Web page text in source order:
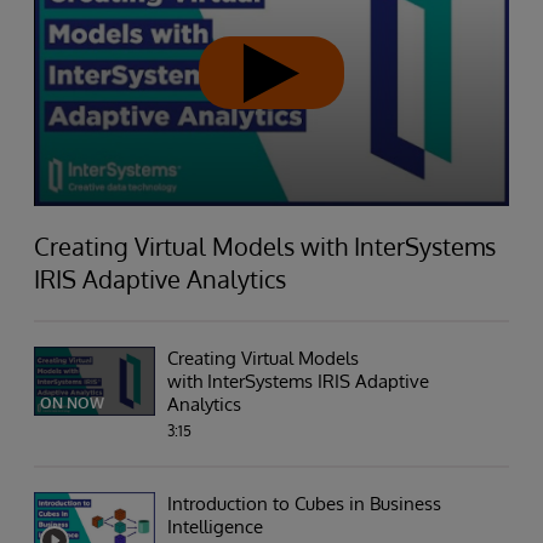
Creating Virtual Models with InterSystems
IRIS Adaptive Analytics
ON NOW
Creating Virtual Models
with InterSystems IRIS Adaptive
Analytics
3:15
Introduction to Cubes in Business
Intelligence